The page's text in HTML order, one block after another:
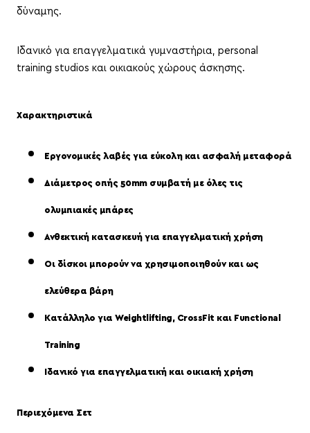
δύναμης.
Ιδανικό για επαγγελματικά γυμναστήρια, personal
training studios και οικιακούς χώρους άσκησης.
Χαρακτηριστικά
Εργονομικές λαβές για εύκολη και ασφαλή μεταφορά
Διάμετρος οπής 50mm συμβατή με όλες τις
ολυμπιακές μπάρες
Ανθεκτική κατασκευή για επαγγελματική χρήση
Οι δίσκοι μπορούν να χρησιμοποιηθούν και ως
ελεύθερα βάρη
Κατάλληλο για Weightlifting, CrossFit και Functional
Training
Ιδανικό για επαγγελματική και οικιακή χρήση
Περιεχόμενα Σετ